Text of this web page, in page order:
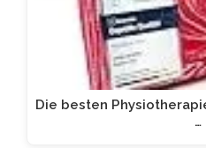
Die besten
…